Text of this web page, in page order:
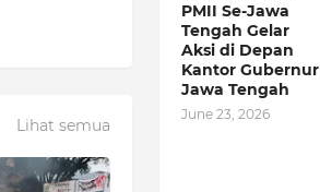
Lihat semua
PMII Se-Jawa
Tengah Gelar
Aksi di Depan
Kantor Gubernur
Jawa Tengah
June 23, 2026